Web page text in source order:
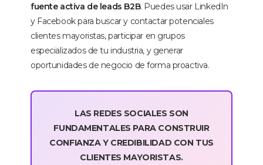
fuente activa de leads B2B. Puedes usar LinkedIn
y Facebook para buscar y contactar potenciales
clientes mayoristas, participar en grupos
especializados de tu industria, y generar
oportunidades de negocio de forma proactiva.
LAS REDES SOCIALES SON
FUNDAMENTALES PARA CONSTRUIR
CONFIANZA Y CREDIBILIDAD CON TUS
CLIENTES MAYORISTAS.